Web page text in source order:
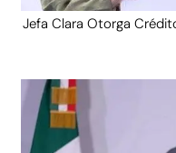
Jefa Clara Otorga